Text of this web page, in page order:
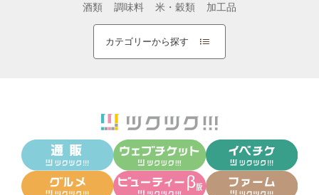
酒類
調味料 米・穀類 加工品
カテゴリーから探す